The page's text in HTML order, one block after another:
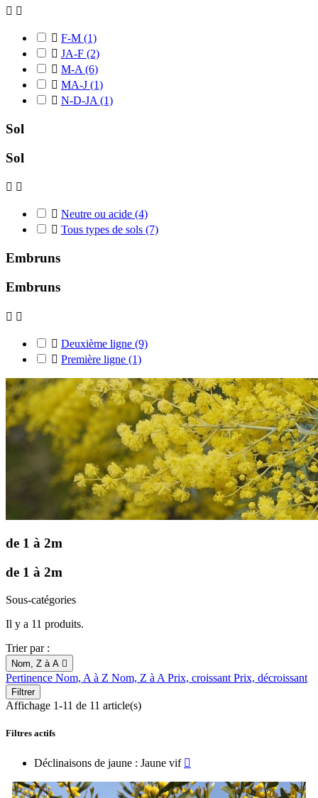
 
 F-M (1)
 JA-F (2)
 M-A (6)
 MA-J (1)
 N-D-JA (1)
Sol
Sol
 
 Neutre ou acide (4)
 Tous types de sols (7)
Embruns
Embruns
 
 Deuxième ligne (9)
 Première ligne (1)
de 1 à 2m
de 1 à 2m
Sous-catégories
Il y a 11 produits.
Trier par :
Nom, Z à A 
Pertinence Nom, A à Z Nom, Z à A Prix, croissant Prix, décroissant
Filtrer
Affichage 1-11 de 11 article(s)
Filtres actifs
Déclinaisons de jaune : Jaune vif 